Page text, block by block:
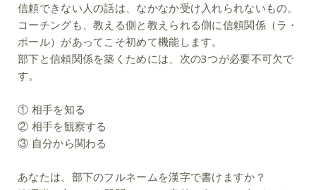
信頼できない人の話は、なかなか受け入れられないもの。
コーチングも、教える側と教えられる側に信頼関係（ラ・
ポール）があってこそ初めて機能します。
部下と信頼関係を築くためには、次の3つが必要不可欠で
す。
① 相手を知る
② 相手を観察する
③ 自分から関わる
あなたは、部下のフルネームを漢字で書けますか？